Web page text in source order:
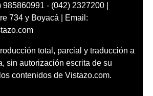
- (042) 2327200 |
734 y Boyacá | Email:
total, parcial y traducción a
sin autorización escrita de su
contenidos de Vistazo.com.